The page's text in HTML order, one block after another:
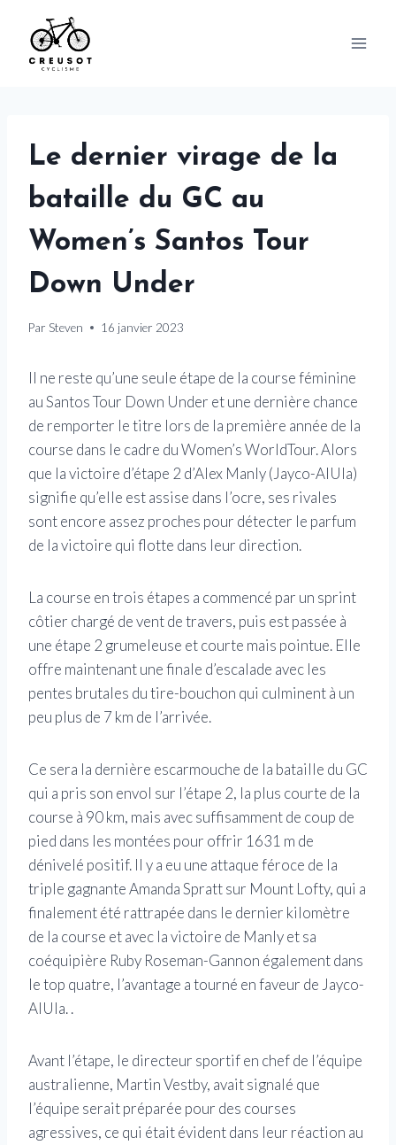
content
Le dernier virage de la
bataille du GC au
Women’s Santos Tour
Down Under
Par Steven 16 janvier 2023
Il ne reste qu’une seule étape de la course féminine
au Santos Tour Down Under et une dernière chance
de remporter le titre lors de la première année de la
course dans le cadre du Women’s WorldTour. Alors
que la victoire d’étape 2 d’Alex Manly (Jayco-AlUla)
signifie qu’elle est assise dans l’ocre, ses rivales
sont encore assez proches pour détecter le parfum
de la victoire qui flotte dans leur direction.
La course en trois étapes a commencé par un sprint
côtier chargé de vent de travers, puis est passée à
une étape 2 grumeleuse et courte mais pointue. Elle
offre maintenant une finale d’escalade avec les
pentes brutales du tire-bouchon qui culminent à un
peu plus de 7 km de l’arrivée.
Ce sera la dernière escarmouche de la bataille du GC
qui a pris son envol sur l’étape 2, la plus courte de la
course à 90 km, mais avec suffisamment de coup de
pied dans les montées pour offrir 1631 m de
dénivelé positif. Il y a eu une attaque féroce de la
triple gagnante Amanda Spratt sur Mount Lofty, qui a
finalement été rattrapée dans le dernier kilomètre
de la course et avec la victoire de Manly et sa
coéquipière Ruby Roseman-Gannon également dans
le top quatre, l’avantage a tourné en faveur de Jayco-
AlUla. .
Avant l’étape, le directeur sportif en chef de l’équipe
australienne, Martin Vestby, avait signalé que
l’équipe serait préparée pour des courses
agressives, ce qui était évident dans leur réaction au